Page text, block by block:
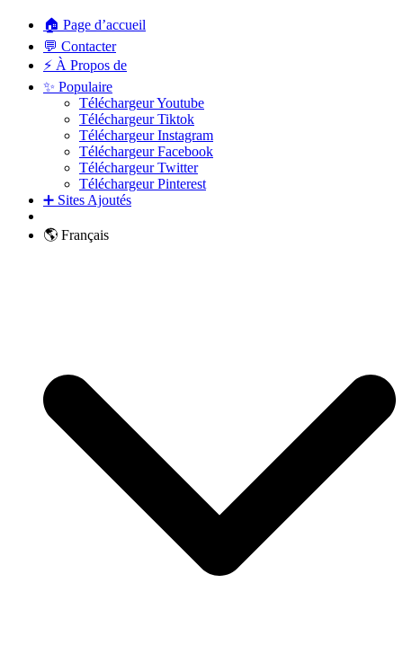
🏠 Page d’accueil
💬 Contacter
⚡ À Propos de
✨ Populaire
Téléchargeur Youtube
Téléchargeur Tiktok
Téléchargeur Instagram
Téléchargeur Facebook
Téléchargeur Twitter
Téléchargeur Pinterest
➕ Sites Ajoutés
🌎 Français